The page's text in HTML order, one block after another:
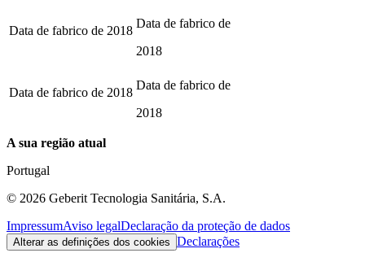
Data de fabrico de 2018
Data de fabrico de
2018
Data de fabrico de 2018
Data de fabrico de
2018
A sua região atual
Portugal
© 2026 Geberit Tecnologia Sanitária, S.A.
ImpressumAviso legalDeclaração da proteção de dados
Alterar as definições dos cookies Declarações